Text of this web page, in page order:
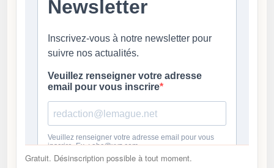
Gratuit. Désinscription possible à tout moment.